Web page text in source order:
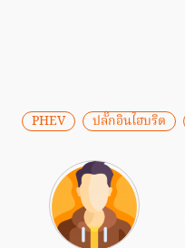
PHEV ปลั๊กอินไฮบริด